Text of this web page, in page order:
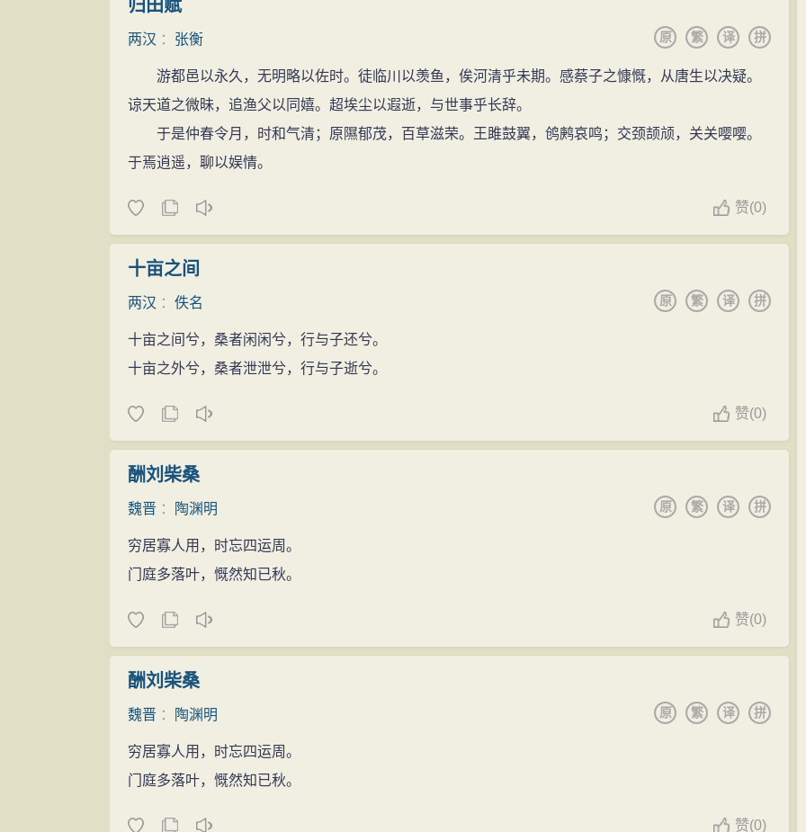
归田赋
两汉 ： 张衡 拼
译
繁
原
游都邑以永久，无明略以佐时。徒临川以羡鱼，俟河清乎未期。感蔡子之慷慨，从唐生以决疑。
谅天道之微昧，追渔父以同嬉。超埃尘以遐逝，与世事乎长辞。
于是仲春令月，时和气清；原隰郁茂，百草滋荣。王雎鼓翼，鸧鹒哀鸣；交颈颉颃，关关嘤嘤。
于焉逍遥，聊以娱情。
赞(0)
十亩之间
两汉 ： 佚名 拼
译
繁
原
十亩之间兮，桑者闲闲兮，行与子还兮。
十亩之外兮，桑者泄泄兮，行与子逝兮。
赞(0)
酬刘柴桑
魏晋 ： 陶渊明 拼
译
繁
原
穷居寡人用，时忘四运周。
门庭多落叶，慨然知已秋。
赞(0)
酬刘柴桑
魏晋 ： 陶渊明 拼
译
繁
原
穷居寡人用，时忘四运周。
门庭多落叶，慨然知已秋。
赞(0)